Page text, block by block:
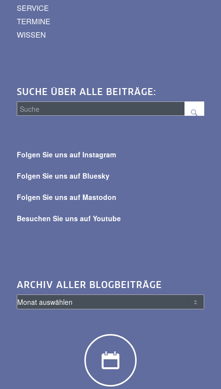
SERVICE
TERMINE
WISSEN
SUCHE ÜBER ALLE BEITRÄGE:
alle
Folgen Sie uns auf Instagram
Folgen Sie uns auf Bluesky
Folgen Sie uns auf Mastodon
Besuchen Sie uns auf Youtube
ARCHIV ALLER BLOGBEITRÄGE